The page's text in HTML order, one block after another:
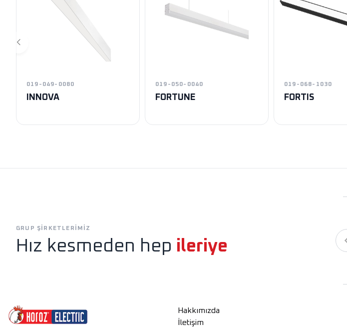
019-049-0080
INNOVA
019-050-0040
FORTUNE
019-068-1030
FORTIS
GRUP ŞIRKETLERIMIZ
Hız kesmeden hep ileriye
Hakkımızda
İletişim